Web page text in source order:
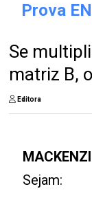
Prova
Se
matriz B,
Editora
Sejam: